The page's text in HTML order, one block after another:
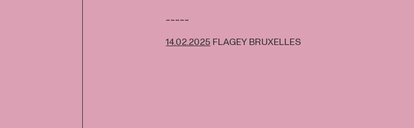
-----
14.02.2025 FLAGEY BRUXELLES